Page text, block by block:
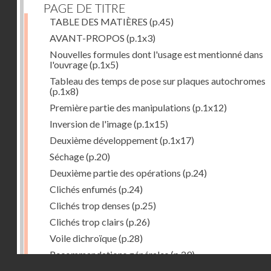
PAGE DE TITRE
TABLE DES MATIÈRES (p.45)
AVANT-PROPOS (p.1x3)
Nouvelles formules dont l'usage est mentionné dans
l'ouvrage(p.1x5)
Tableau des temps de pose sur plaques autochromes
(p.1x8)
Première partie des manipulations (p.1x12)
Inversion de l'image(p.1x15)
Deuxième développement(p.1x17)
Séchage(p.20)
Deuxième partie des opérations (p.24)
Clichés enfumés (p.24)
Clichés trop denses (p.25)
Clichés trop clairs (p.26)
Voile dichroïque(p.28)
Recommandations générales(p.29)